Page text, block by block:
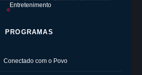
Entretenimento
PROGRAMAS
Conectado com o Povo